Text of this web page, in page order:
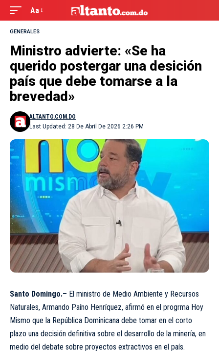
Aa
GENERALES
Ministro advierte: «Se ha
querido postergar una desición
país que debe tomarse a la
brevedad»
Last Updated: 28 De Abril De 2026 2:26 PM
ALTANTO.COM.DO
Santo Domingo.– El ministro de Medio Ambiente y Recursos
Naturales, Armando Paíno Henríquez, afirmó en el progrma Hoy
Mismo que la República Dominicana debe tomar en el corto
plazo una decisión definitiva sobre el desarrollo de la minería, en
medio del debate sobre proyectos extractivos en el país.